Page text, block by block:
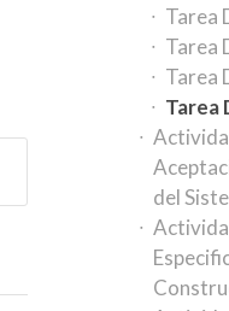
Tarea
Tarea
Tarea
Tarea
del